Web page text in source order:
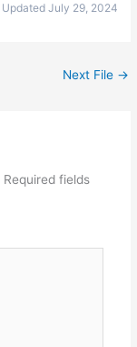
Updated July 29, 2024
Next File →
Required fields